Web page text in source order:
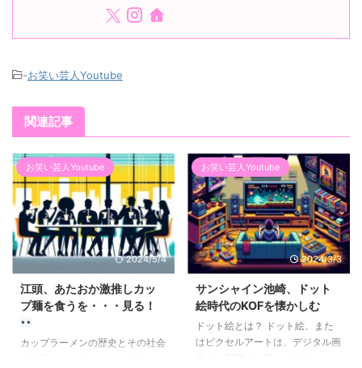
-お笑い芸人Youtube
関連記事
お笑い芸人Youtube
2024/5/4
江頭、あたおか激推しカッ
プ麺を食うを・・・見る！
カップラーメンの歴史とその社会
お笑い芸人Youtube
2024/3/3
サンシャイン池崎、ドット
絵時代のKOFを懐かしむ
ドット絵とは？ ドット絵、また
はピクセルアートは、デジタル画